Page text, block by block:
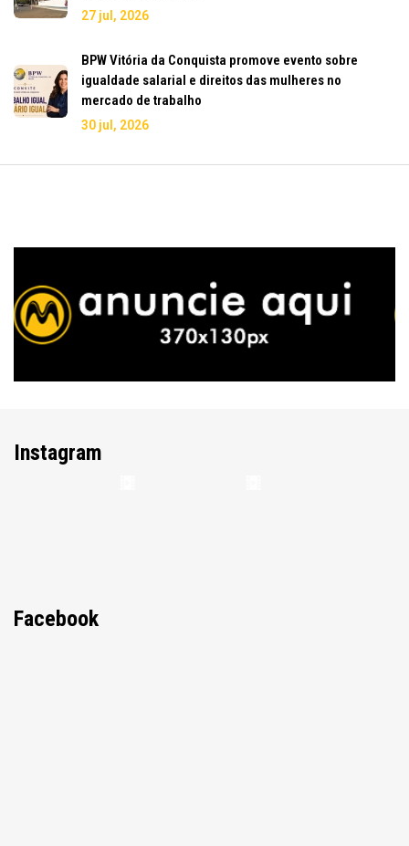
27 jul, 2026
BPW Vitória da Conquista promove evento sobre
igualdade salarial e direitos das mulheres no
mercado de trabalho
30 jul, 2026
Instagram
Facebook